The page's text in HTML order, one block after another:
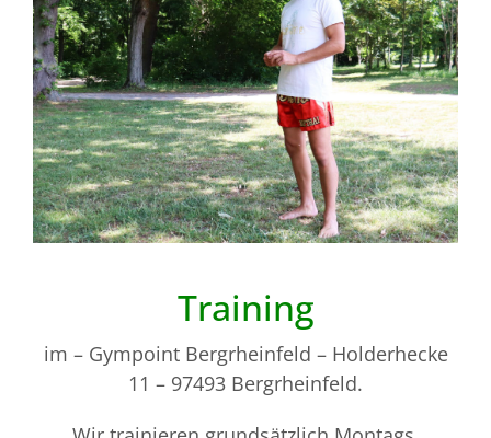
Training
im – Gympoint Bergrheinfeld – Holderhecke
11 – 97493 Bergrheinfeld.